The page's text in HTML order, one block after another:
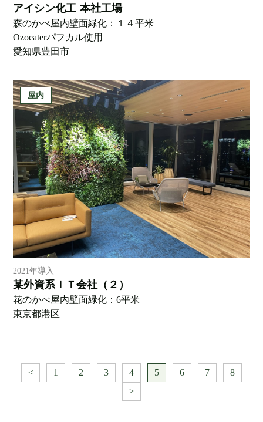
アイシン化工 本社工場
森のかべ屋内壁面緑化：１４平米
Ozoeaterパフカル使用
愛知県豊田市
屋内
2021年導入
某外資系ＩＴ会社（２）
花のかべ屋内壁面緑化：6平米
東京都港区
< 1 2 3 4 5 6 7
8
>